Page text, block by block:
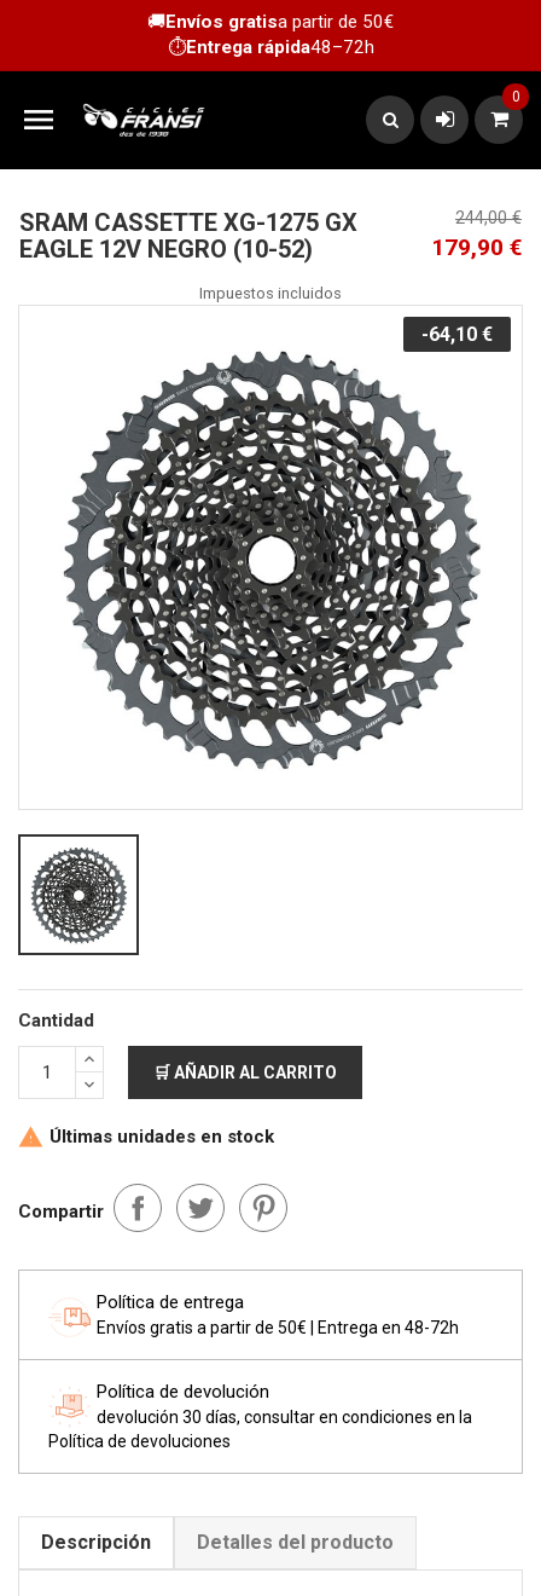
🚚Envíos gratisa partir de 50€
⏱️Entrega rápida48–72h

0
SRAM CASSETTE XG-1275 GX
EAGLE 12V NEGRO (10-52)
244,00 €
179,90 €
Impuestos incluidos
-64,10 €
Cantidad
🛒 AÑADIR AL CARRITO
 Últimas unidades en stock
Compartir
Política de entrega
Envíos gratis a partir de 50€ | Entrega en 48-72h
Política de devolución
devolución 30 días, consultar en condiciones en la
Política de devoluciones
Descripción Detalles del producto